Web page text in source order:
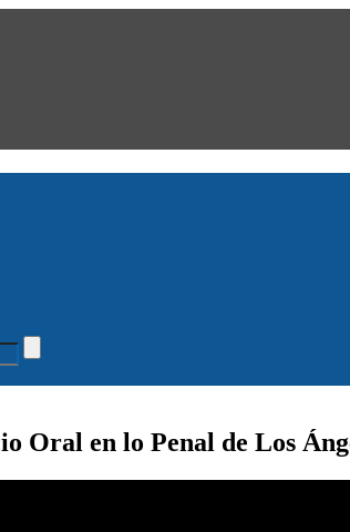
Oral en lo Penal de Los